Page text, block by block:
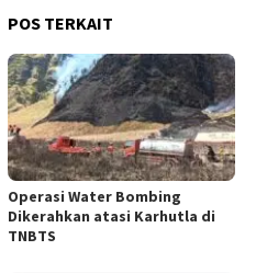
POS TERKAIT
Operasi Water Bombing
Dikerahkan atasi Karhutla di
TNBTS